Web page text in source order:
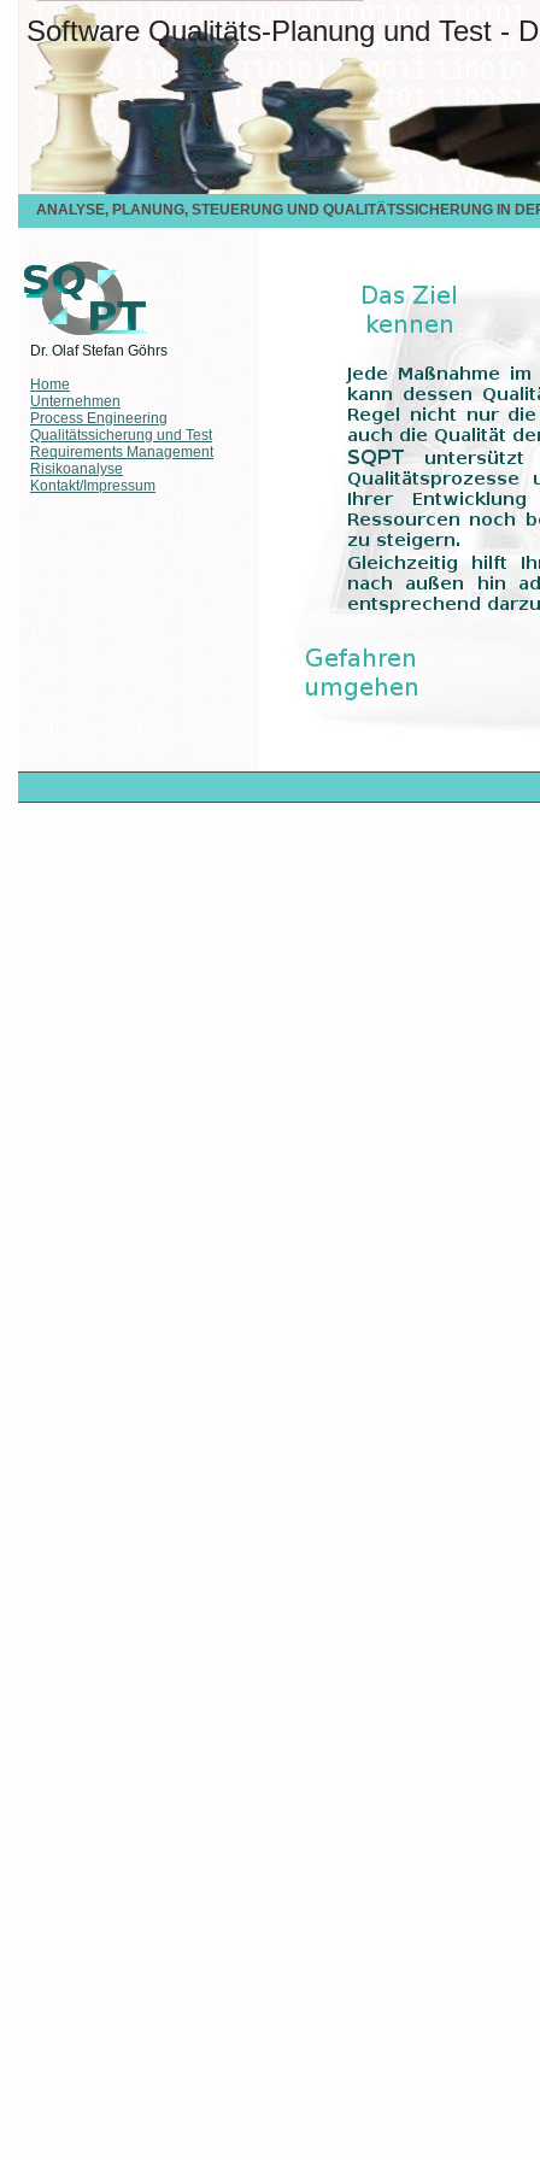
Software Qualitäts-Planung und Test -
ANALYSE, PLANUNG, STEUERUNG UND QUALITÄTSSICHERUNG IN
Dr. Olaf Stefan Göhrs
Home
Unternehmen
Process Engineering
Qualitätssicherung und Test
Requirements Management
Risikoanalyse
Kontakt/Impressum